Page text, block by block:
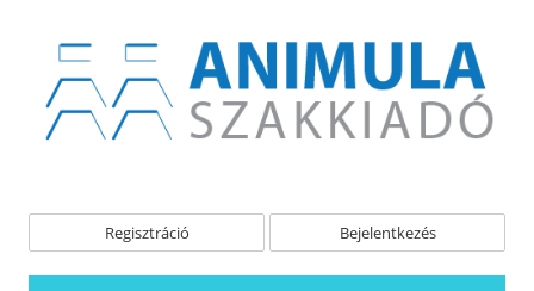
Regisztráció Bejelentkezés